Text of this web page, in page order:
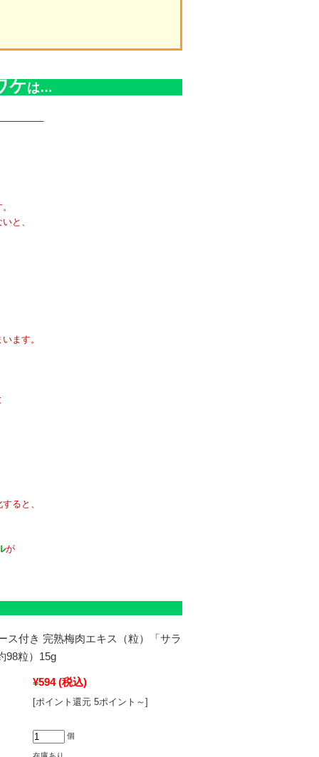
ケは…
と、
ます。
ると、
が
ス付き 完熟梅肉エキス（粒）「サラ
98粒）15g
¥594 (税込)
[ポイント還元 5ポイント～]
個